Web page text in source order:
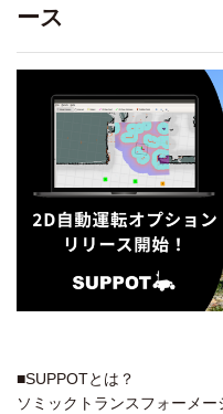
ース
■SUPPOTとは？
ソミックトランスフォーメ